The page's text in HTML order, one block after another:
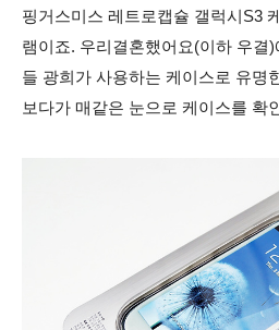
핑거스미스 레트로캡슐 갤럭시S3
램이죠. 우리결혼했어요(이하 우결)
들 광희가 사용하는 케이스로 유명
보다가 매같은 눈으로 케이스를 확